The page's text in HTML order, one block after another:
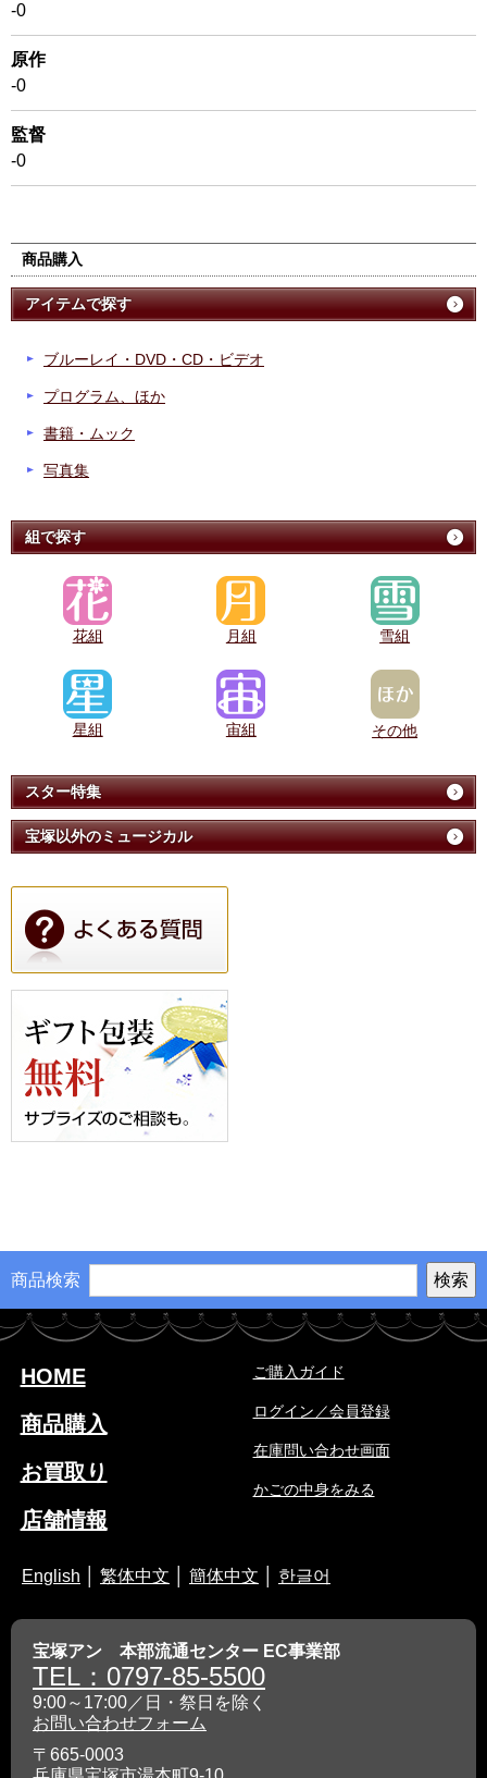
-0
原作
-0
監督
-0
商品購入
アイテムで探す
ブルーレイ・DVD・CD・ビデオ
プログラム、ほか
書籍・ムック
写真集
組で探す
花組 月組 雪組
星組 宙組 その他
スター特集
宝塚以外のミュージカル
商品検索
HOME
商品購入
お買取り
店舗情報
ご購入ガイド
ログイン／会員登録
在庫問い合わせ画面
かごの中身をみる
English 繁体中文 簡体中文 한글어
宝塚アン 本部流通センター EC事業部
TEL：0797-85-5500
9:00～17:00／日・祭日を除く
お問い合わせフォーム
〒665-0003